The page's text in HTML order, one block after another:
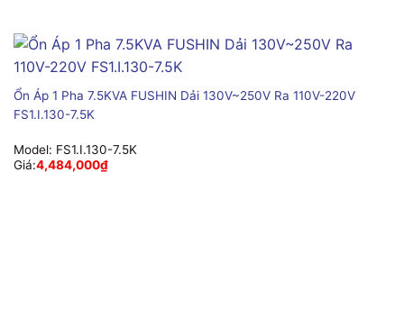
Ổn Áp 1 Pha 7.5KVA FUSHIN Dải 130V~250V Ra 110V-220V
FS1.I.130-7.5K
Model: FS1.I.130-7.5K
Giá:4,484,000₫